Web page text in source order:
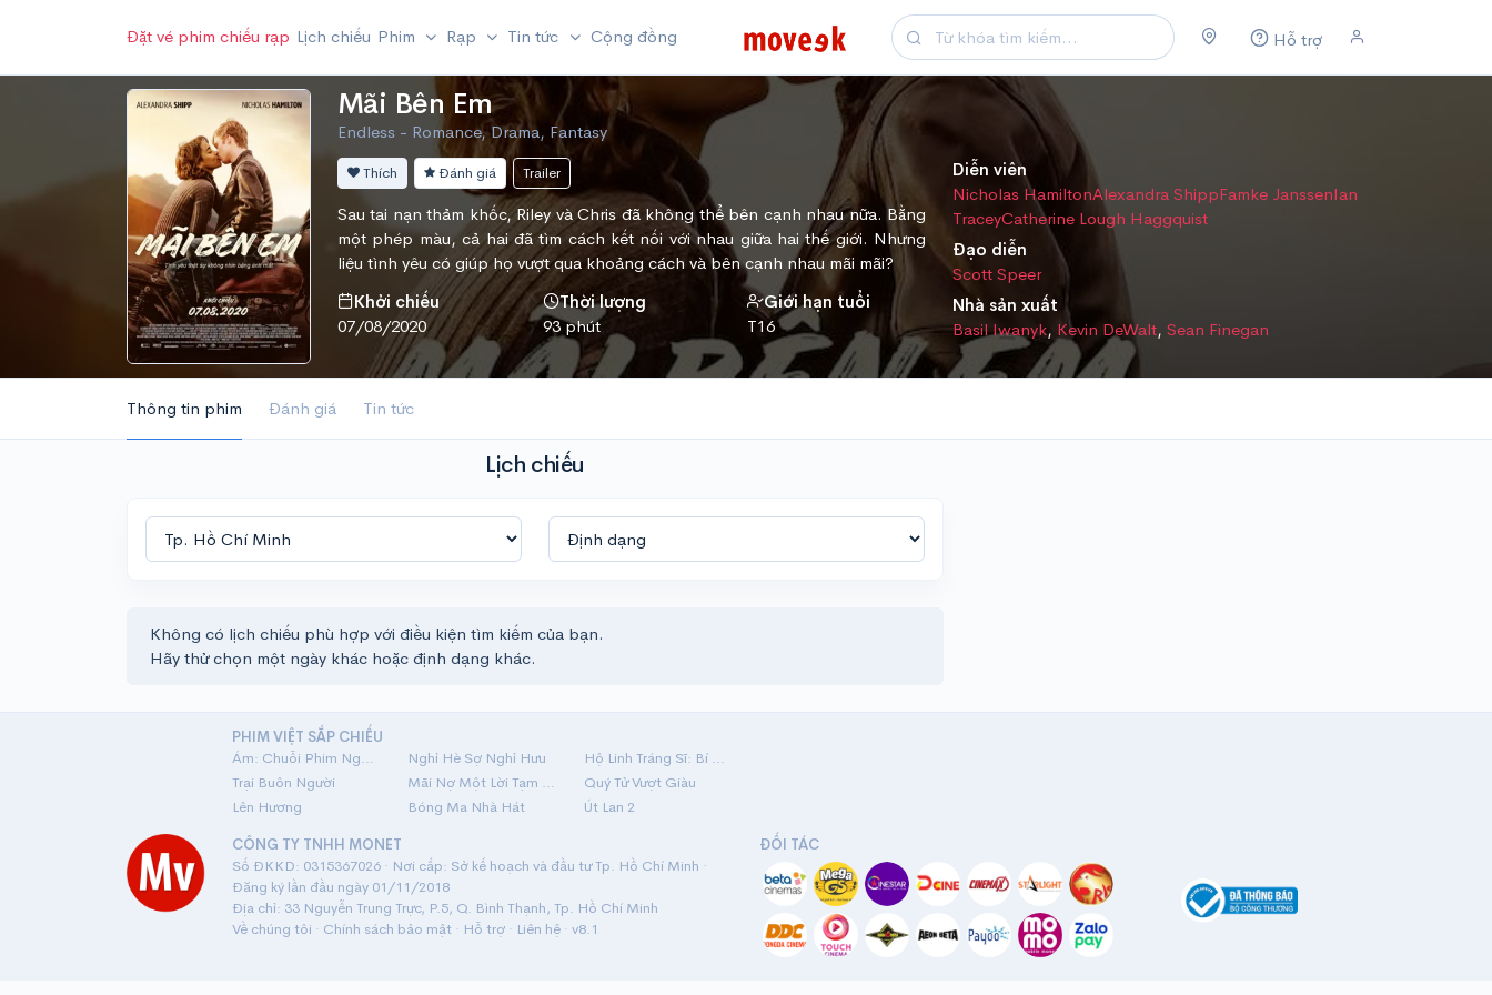
Hỗ trợ
Đặt vé phim chiếu rạp Lịch chiếu Phim Rạp Tin tức Cộng đồng
Mãi Bên Em
Endless - Romance, Drama, Fantasy
Thích Đánh giá Trailer
Sau tai nạn thảm khốc, Riley và Chris đã không thể bên cạnh nhau nữa. Bằng
một phép màu, cả hai đã tìm cách kết nối với nhau giữa hai thế giới. Nhưng
liệu tình yêu có giúp họ vượt qua khoảng cách và bên cạnh nhau mãi mãi?
Khởi chiếu
07/08/2020
Thời lượng
93 phút
Giới hạn tuổi
T16
Diễn viên
Nicholas HamiltonAlexandra ShippFamke JanssenIan
TraceyCatherine Lough Haggquist
Đạo diễn
Scott Speer
Nhà sản xuất
Basil Iwanyk, Kevin DeWalt,Sean Finegan
Thông tin phim Đánh giá Tin tức
Lịch chiếu
Không có lịch chiếu phù hợp với điều kiện tìm kiếm của bạn.
Hãy thử chọn một ngày khác hoặc định dạng khác.
PHIM VIỆT SẮP CHIẾU
Ám: Chuỗi Phim Ngắn Linh Dị
Nghỉ Hè Sợ Nghỉ Hưu
Hộ Linh Tráng Sĩ: Bí Ẩn Mộ Vua Đinh
Trại Buôn Người
Mãi Nợ Một Lời Tạm Biệt
Quý Tử Vượt Giàu
Lên Hương
Bóng Ma Nhà Hát
Út Lan 2
CÔNG TY TNHH MONET
Số ĐKKD: 0315367026 · Nơi cấp: Sở kế hoạch và đầu tư Tp. Hồ Chí Minh ·
Đăng ký lần đầu ngày 01/11/2018
Địa chỉ: 33 Nguyễn Trung Trực, P.5, Q. Bình Thạnh, Tp. Hồ Chí Minh
Về chúng tôi · Chính sách bảo mật· Hỗ trợ· Liên hệ· v8.1
ĐỐI TÁC